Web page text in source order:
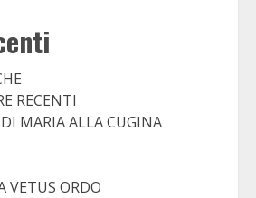
RECENTI
MARIA ALLA CUGINA
VETUS ORDO